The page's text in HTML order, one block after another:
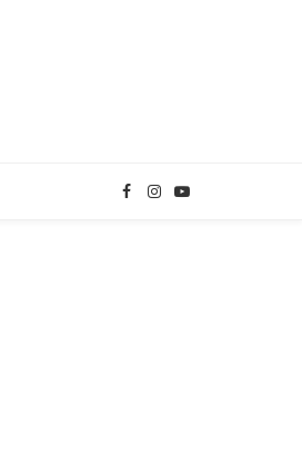
Facebook
Instagram
YouTube